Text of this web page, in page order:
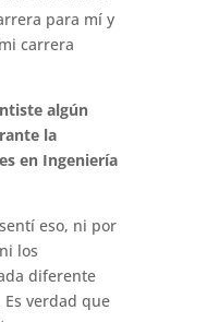
para mí y
carrera
algún
la
en Ingeniería
eso, ni por
los
diferente
verdad que